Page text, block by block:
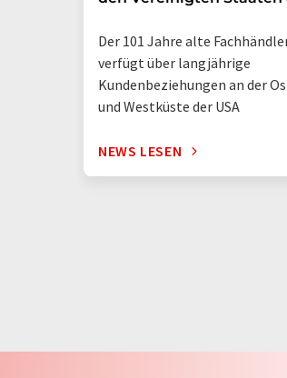
Der 101 Jahre alte
verfügt über langjährige
Kundenbeziehungen an der
und Westküste der USA
NEWS LESEN